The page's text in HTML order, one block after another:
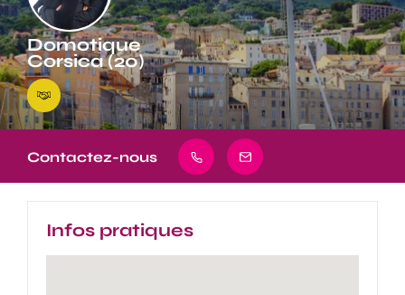
Domotique
Corsica (20)
Contactez-nous
Infos pratiques